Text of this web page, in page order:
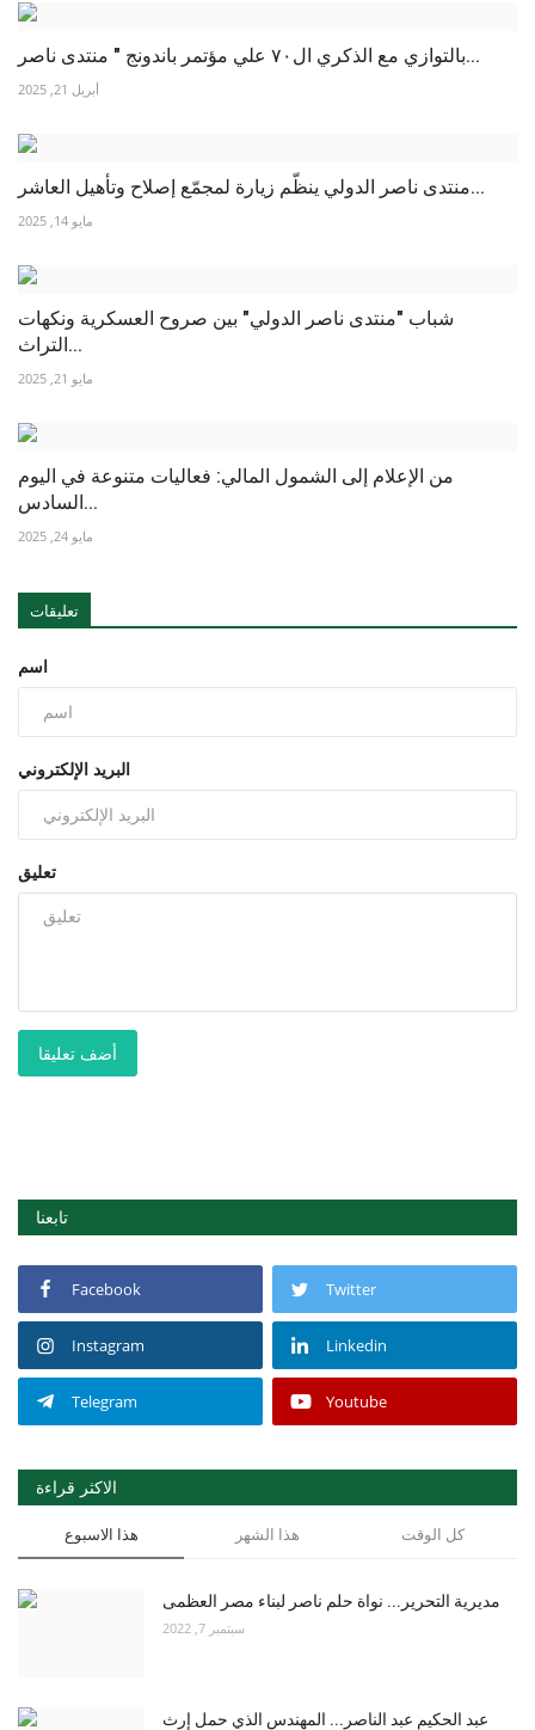
بالتوازي مع الذكري ال٧٠ علي مؤتمر باندونج " منتدى ناصر...
أبريل 21, 2025
منتدى ناصر الدولي ينظّم زيارة لمجمّع إصلاح وتأهيل العاشر...
مايو 14, 2025
شباب "منتدى ناصر الدولي" بين صروح العسكرية ونكهات
التراث...
مايو 21, 2025
من الإعلام إلى الشمول المالي: فعاليات متنوعة في اليوم
السادس...
مايو 24, 2025
تعليقات
اسم
البريد الإلكتروني
تعليق
أضف تعليقا
تابعنا
Facebook Twitter
Instagram Linkedin
Telegram Youtube
الاكثر قراءة
هذا الاسبوع هذا الشهر كل الوقت
مديرية التحرير... نواة حلم ناصر لبناء مصر العظمى
سبتمبر 7, 2022
عبد الحكيم عبد الناصر... المهندس الذي حمل إرث